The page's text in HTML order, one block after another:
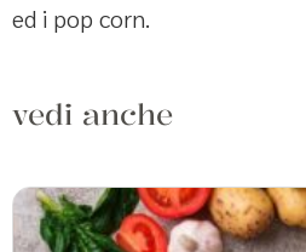
ed i pop corn.
vedi anche